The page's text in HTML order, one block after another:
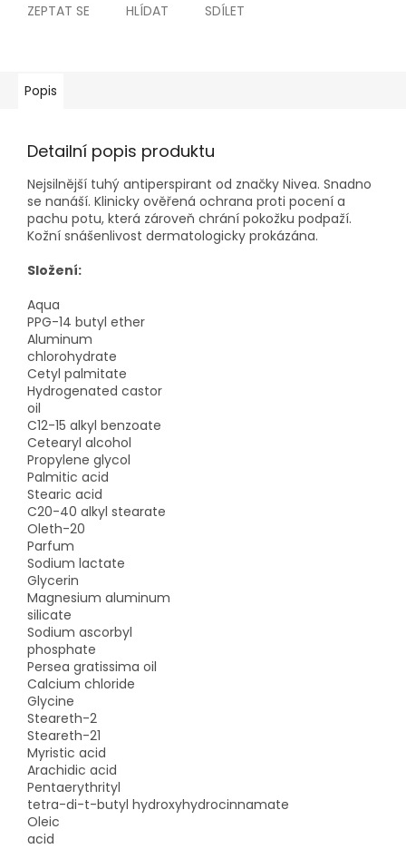
ZEPTAT SE HLÍDAT SDÍLET
Popis
Detailní popis produktu
Nejsilnější tuhý antiperspirant od značky Nivea. Snadno
se nanáší. Klinicky ověřená ochrana proti pocení a
pachu potu, která zároveň chrání pokožku podpaží.
Kožní snášenlivost dermatologicky prokázána.
Složení:
Aqua
PPG-14 butyl ether
Aluminum
chlorohydrate
Cetyl palmitate
Hydrogenated castor
oil
C12-15 alkyl benzoate
Cetearyl alcohol
Propylene glycol
Palmitic acid
Stearic acid
C20-40 alkyl stearate
Oleth-20
Parfum
Sodium lactate
Glycerin
Magnesium aluminum
silicate
Sodium ascorbyl
phosphate
Persea gratissima oil
Calcium chloride
Glycine
Steareth-2
Steareth-21
Myristic acid
Arachidic acid
Pentaerythrityl
tetra-di-t-butyl hydroxyhydrocinnamate
Oleic
acid